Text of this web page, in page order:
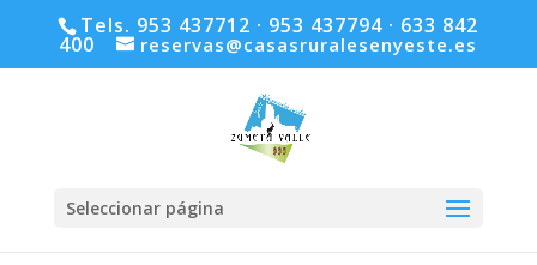
Tels. 953 437712 · 953 437794 · 633 842
400 reservas@casasruralesenyeste.es
Seleccionar página